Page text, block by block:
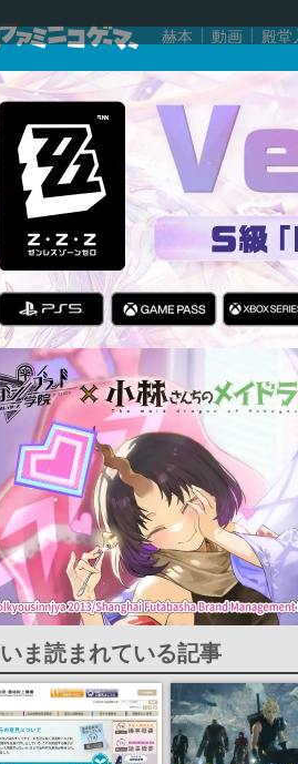
赫本 動画 殿堂
いま読まれている記事